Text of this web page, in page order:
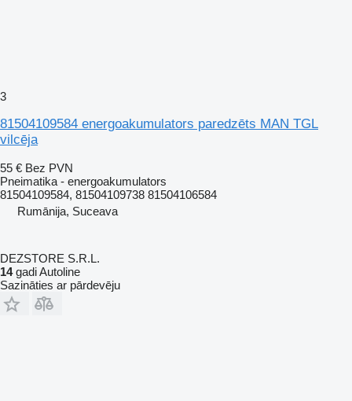
3
81504109584 energoakumulators paredzēts MAN TGL
vilcēja
55 € Bez PVN
Pneimatika - energoakumulators
81504109584, 81504109738 81504106584
Rumānija, Suceava
DEZSTORE S.R.L.
14gadi Autoline
Sazināties ar pārdevēju